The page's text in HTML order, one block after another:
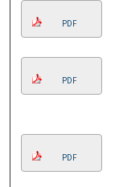
PDF
PDF
PDF